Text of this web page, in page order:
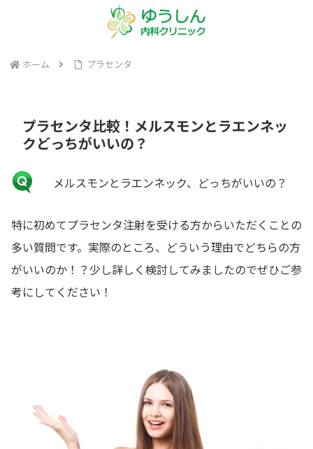
ホーム プラセンタ
プラセンタ比較！メルスモンとラエンネッ
クどっちがいいの？
メルスモンとラエンネック、どっちがいいの？
特に初めてプラセンタ注射を受ける方からいただくことの
多い質問です。実際のところ、どういう理由でどちらの方
がいいのか！？少し詳しく検討してみましたのでぜひご参
考にしてください！